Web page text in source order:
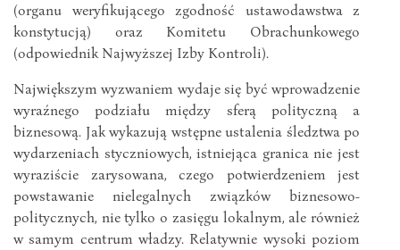
(organu weryfikującego zgodność ustawodawstwa z
konstytucją) oraz Komitetu Obrachunkowego
(odpowiednik Najwyższej Izby Kontroli).
Największym wyzwaniem wydaje się być wprowadzenie
wyraźnego podziału między sferą polityczną a
biznesową. Jak wykazują wstępne ustalenia śledztwa po
wydarzeniach styczniowych, istniejąca granica nie jest
wyraziście zarysowana, czego potwierdzeniem jest
powstawanie nielegalnych związków biznesowo-
politycznych, nie tylko o zasięgu lokalnym, ale również
w samym centrum władzy. Relatywnie wysoki poziom